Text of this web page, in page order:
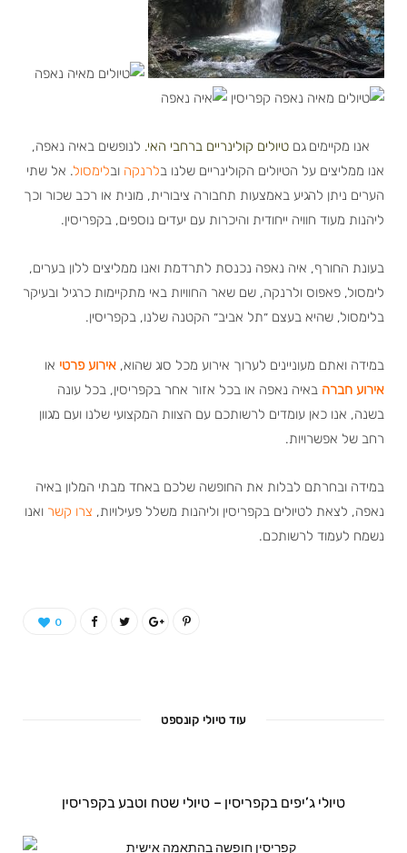
אנו מקיימים גם טיולים קולינריים ברחבי האי. לנופשים באיה נאפה,
אנו ממליצים על הטיולים הקולינריים שלנו בלרנקה ובלימסול. אל שתי
הערים ניתן להגיע באמצעות תחבורה ציבורית, מונית או רכב שכור וכך
ליהנות מעוד חוויה ייחודית והיכרות עם יעדים נוספים, בקפריסין.
בעונת החורף, איה נאפה נכנסת לתרדמת ואנו ממליצים ללון בערים,
לימסול, פאפוס ולרנקה, שם שאר החוויות באי מתקיימות כרגיל ובעיקר
בלימסול, שהיא בעצם ״תל אביב״ הקטנה שלנו, בקפריסין.
במידה ואתם מעוניינים לערוך אירוע מכל סוג שהוא, אירוע פרטי או
אירוע חברה באיה נאפה או בכל אזור אחר בקפריסין, בכל עונה
בשנה, אנו כאן עומדים לרשותכם עם הצוות המקצועי שלנו ועם מגוון
רחב של אפשרויות.
במידה ובחרתם לבלות את החופשה שלכם באחד מבתי המלון באיה
נאפה, לצאת לטיולים בקפריסין וליהנות משלל פעילויות, צרו קשר ואנו
נשמח לעמוד לרשותכם.
0
עוד טיולי קונספט
טיולי ג’יפים בקפריסין – טיולי שטח וטבע בקפריסין